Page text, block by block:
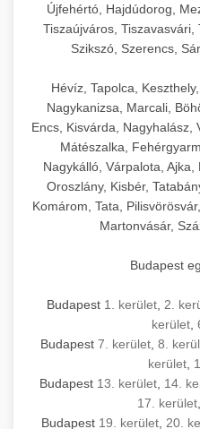
Újfehértó, Hajdúdorog,
Tiszaújváros, Tiszavasvári,
Szikszó, Szerencs,
Hévíz, Tapolca,
Nagykanizsa, Marcali,
Encs, Kisvárda, Nagyhalász,
Mátészalka,
Nagykálló, Várpalota, Ajka,
Oroszlány, Kisbér,
Komárom, Tata,
Martonvásár,
Budapest
Budapest 1. kerület 2.
kerület
Budapest 7. kerület, 8.
kerület
Budapest 13. kerület 14.
17. kerület
Budapest 19. kerület 20.